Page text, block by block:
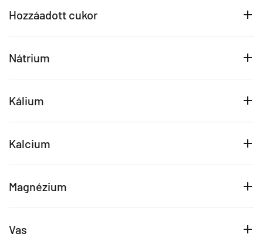
Hozzáadott cukor
Nátrium
Kálium
Kalcium
Magnézium
Vas